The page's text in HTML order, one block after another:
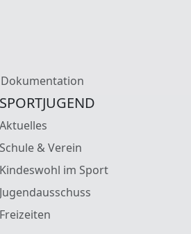
SPORTJUGEND
Aktuelles
Schule & Verein
Kindeswohl im Sport
Jugendausschuss
Freizeiten